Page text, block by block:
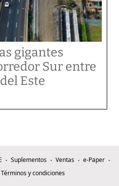
gigantes
Sur entre
Este
Suplementos Ventas
e-Paper
Términos y condiciones